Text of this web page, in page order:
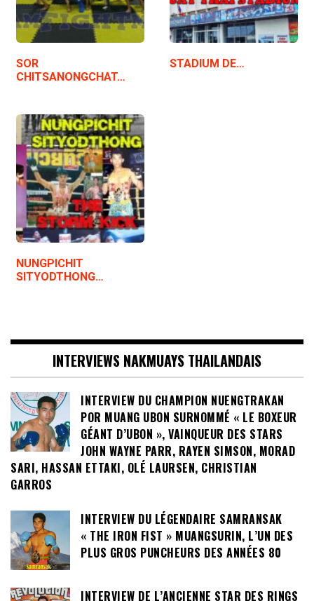
SOR
CHITSANONGCHAT…
STADIUM DE…
NUNGPICHIT
SITYODTHONG…
INTERVIEWS NAKMUAYS THAILANDAIS
INTERVIEW DU CHAMPION NUENGTRAKAN
POR MUANG UBON SURNOMMÉ « LE BOXEUR
GÉANT D’UBON », VAINQUEUR DES STARS
JOHN WAYNE PARR, RAYEN SIMSON, MORAD
SARI, HASSAN ETTAKI, OLÉ LAURSEN, CHRISTIAN
GARROS
INTERVIEW DU LÉGENDAIRE SAMRANSAK
« THE IRON FIST » MUANGSURIN, L’UN DES
PLUS GROS PUNCHEURS DES ANNÉES 80
INTERVIEW DE L’ANCIENNE STAR DES RINGS